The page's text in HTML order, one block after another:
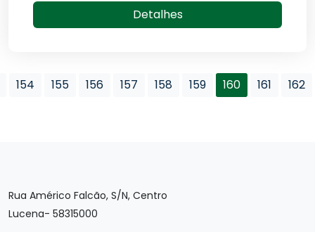
Detalhes
154 155 156 157 158 159 160 161 162
Rua Américo Falcão, S/N, Centro
Lucena- 58315000